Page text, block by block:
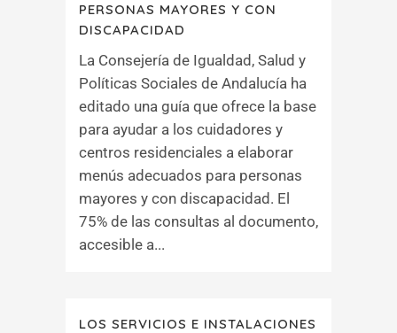
PERSONAS MAYORES Y CON
DISCAPACIDAD
La Consejería de Igualdad, Salud y
Políticas Sociales de Andalucía ha
editado una guía que ofrece la base
para ayudar a los cuidadores y
centros residenciales a elaborar
menús adecuados para personas
mayores y con discapacidad. El
75% de las consultas al documento,
accesible a...
LOS SERVICIOS E INSTALACIONES